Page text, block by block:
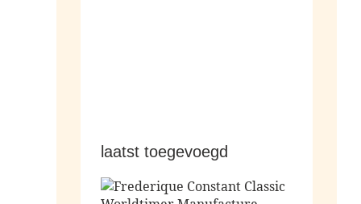
laatst toegevoegd